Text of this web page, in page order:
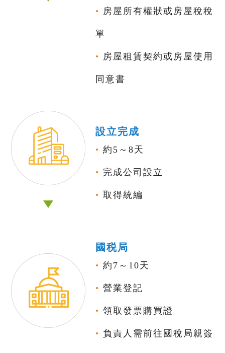
• 房屋所有權狀或房屋稅稅
單
• 房屋租賃契約或房屋使用
同意書
設立完成
• 約5～8天
• 完成公司設立
• 取得統編
國税局
• 約7～10天
• 營業登記
• 領取發票購買證
• 負責人需前往國稅局親簽